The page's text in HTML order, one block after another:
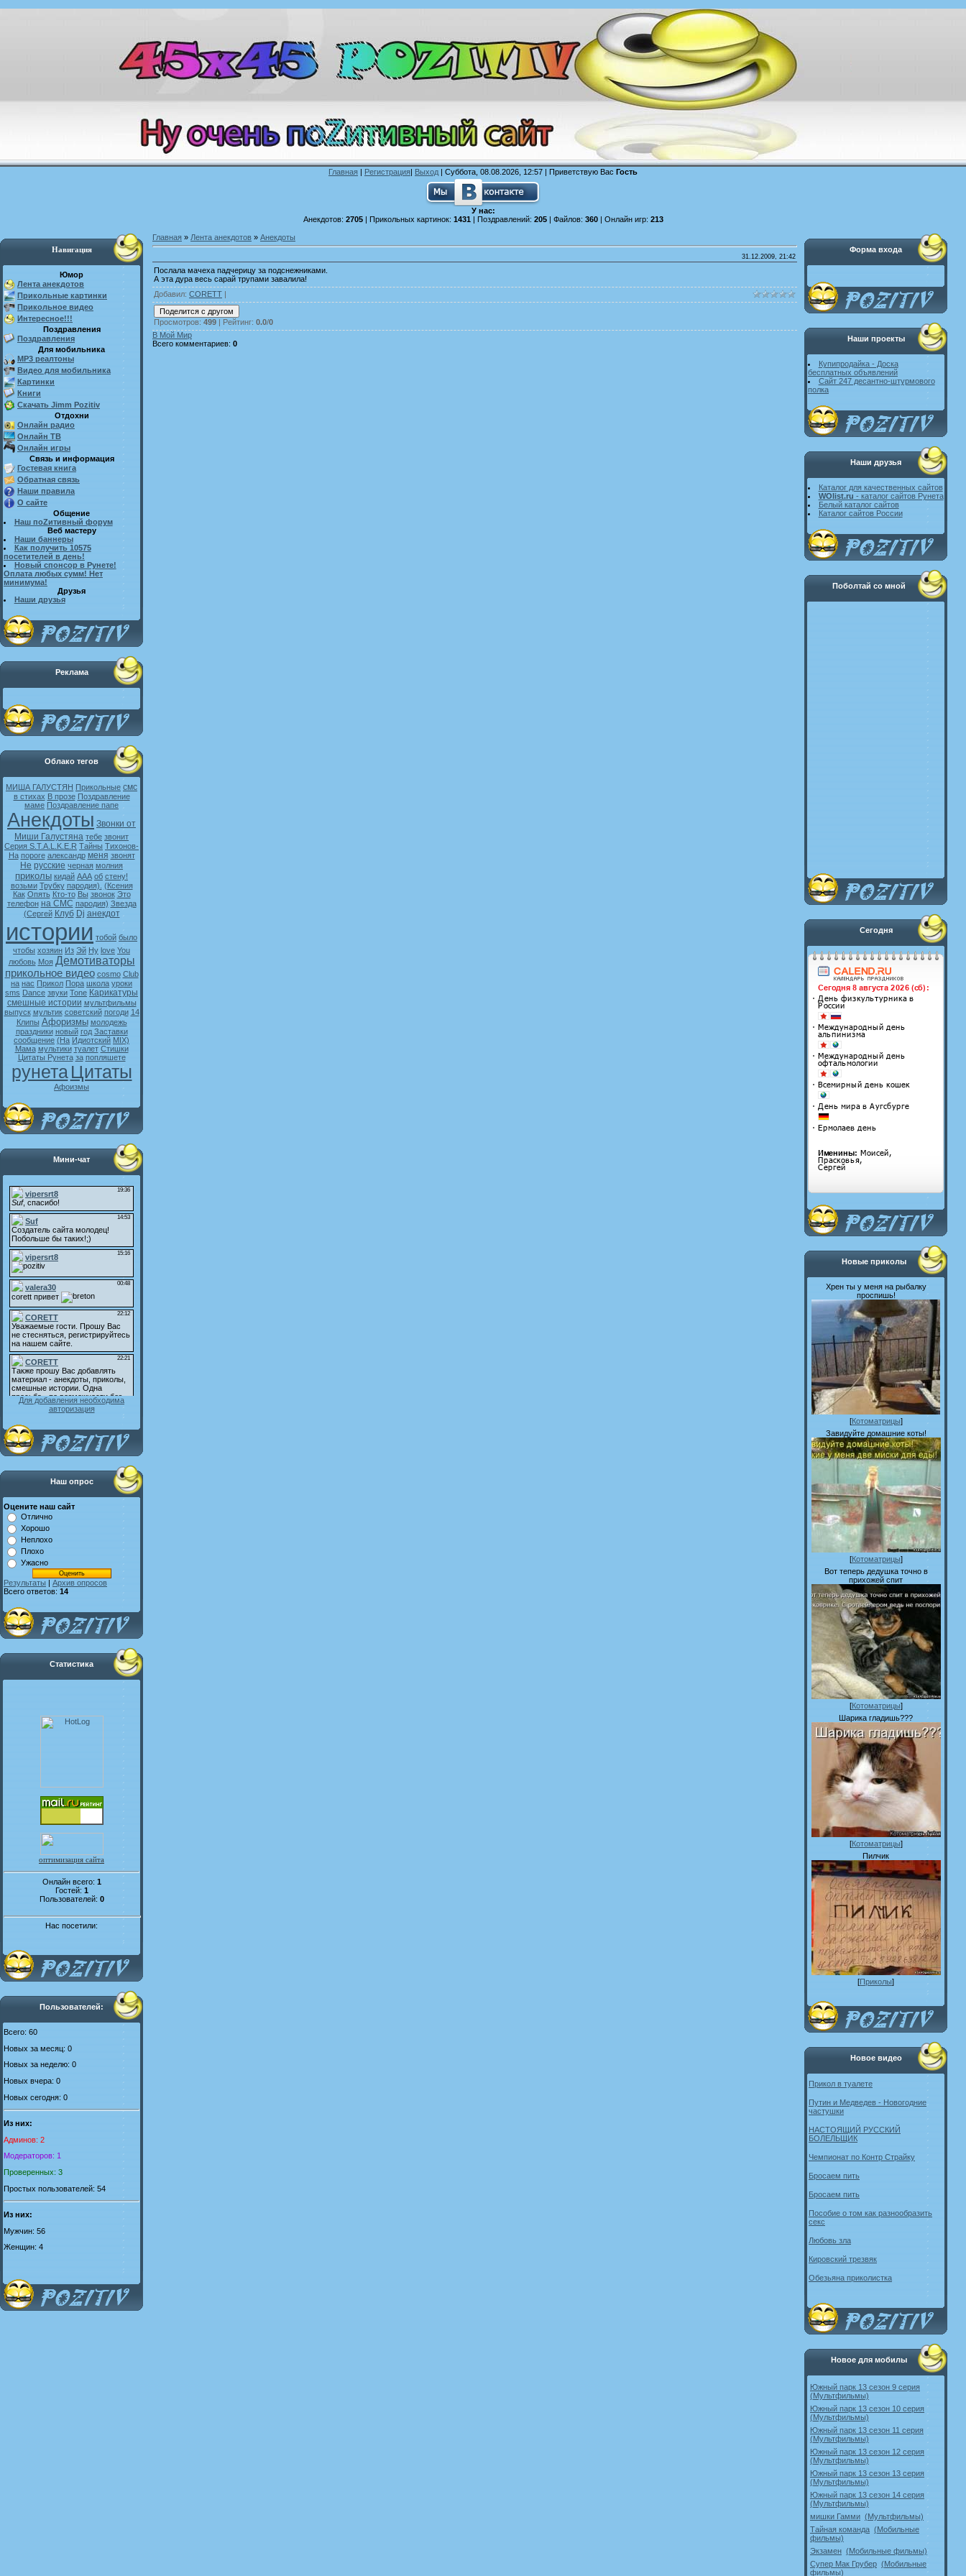
Главная | Регистрация| Выход | Суббота, 08.08.2026, 12:57 | Приветствую Вас Гость
У нас:
Анекдотов: 2705| Прикольных картинок: 1431| Поздравлений: 205| Файлов: 360| Онлайн игр: 213
Навигация
Юмор
Лента анекдотов
Прикольные картинки
Прикольное видео
Интересное!!!
Поздравления
Поздравления
Для мобильника
MP3 реалтоны
Видео для мобильника
Картинки
Книги
Скачать Jimm Pozitiv
Отдохни
Онлайн радио
Онлайн ТВ
Онлайн игры
Связь и информация
Гостевая книга
Обратная связь
Наши правила
О сайте
Общение
Наш поZитивный форум
Веб мастеру
Наши баннеры
Как получить 10575
посетителей в день!
Новый спонсор в Рунете!
Оплата любых сумм! Нет
минимума!
Друзья
Наши друзья
Реклама
Облако тегов
МИША ГАЛУСТЯН Прикольные смс
в стихах В прозе Поздравление
маме Поздравление папе
Анекдоты Звонки от
Миши Галустяна тебе звонит
Серия S.T.A.L.K.E.R Тайны Тихонов-
На пороге александр меня звонят
Не русские черная молния
приколы кидай ААА об стену!
возьми Трубку пародия). (Ксения
Как Опять Кто-то Вы звонок Это
телефон на СМС пародия) Звезда
(Сергей Клуб Dj анекдот
истории тобой было
чтобы хозяин Из Эй Ну love You
любовь Моя Демотиваторы
прикольное видео cosmo Club
на нас Прикол Пора школа уроки
sms Dance звуки Tone Карикатуры
смешные истории мультфильмы
выпуск мультик советский погоди 14
Клипы Афоризмы молодежь
праздники новый год Заставки
сообщение (На Идиотский MIX)
Мама мультики туалет Стишки
Цитаты Рунета за попляшете
рунетаЦитаты
Афоизмы
Мини-чат
Для добавления необходима
авторизация
Наш опрос
Оцените наш сайт
Отлично
Хорошо
Неплохо
Плохо
Ужасно
Результаты | Архив опросов
Всего ответов: 14
Статистика
оптимизация сайта
Онлайн всего: 1
Гостей: 1
Пользователей: 0
Нас посетили:
Пользователей:
Всего: 60
Новых за месяц: 0
Новых за неделю: 0
Новых вчера: 0
Новых сегодня: 0
Из них:
Админов: 2
Модераторов: 1
Проверенных: 3
Простых пользователей: 54
Из них:
Мужчин: 56
Женщин: 4
Главная » Лента анекдотов » Анекдоты
31.12.2009, 21:42
Послала мачеха падчерицу за подснежниками.
А эта дура весь сарай трупами завалила!
Добавил: CORETT |
Просмотров: 499 | Рейтинг: 0.0/0
В Мой Мир
Всего комментариев: 0
Форма входа
Наши проекты
Купипродайка - Доска
бесплатных объявлений
Сайт 247 десантно-штурмового
полка
Наши друзья
Каталог для качественных сайтов
WOlist.ru - каталог сайтов Рунета
Белый каталог сайтов
Каталог сайтов России
Поболтай со мной
Сегодня
Новые приколы
Хрен ты у меня на рыбалку
проспишь!
[Котоматрицы]
Завидуйте домашние коты!
[Котоматрицы]
Вот теперь дедушка точно в
прихожей спит
[Котоматрицы]
Шарика гладишь???
[Котоматрицы]
Пилчик
[Приколы]
Новое видео
Прикол в туалете
Путин и Медведев - Новогодние
частушки
НАСТОЯЩИЙ РУССКИЙ
БОЛЕЛЬЩИК
Чемпионат по Контр Страйку
Бросаем пить
Бросаем пить
Пособие о том как разнообразить
секс
Любовь зла
Кировский трезвяк
Обезьяна приколистка
Новое для мобилы
Южный парк 13 сезон 9 серия
(Мультфильмы)
Южный парк 13 сезон 10 серия
(Мультфильмы)
Южный парк 13 сезон 11 серия
(Мультфильмы)
Южный парк 13 сезон 12 серия
(Мультфильмы)
Южный парк 13 сезон 13 серия
(Мультфильмы)
Южный парк 13 сезон 14 серия
(Мультфильмы)
мишки Гамми (Мультфильмы)
Тайная команда (Мобильные
фильмы)
Экзамен (Мобильные фильмы)
Супер Мак Грубер (Мобильные
фильмы)